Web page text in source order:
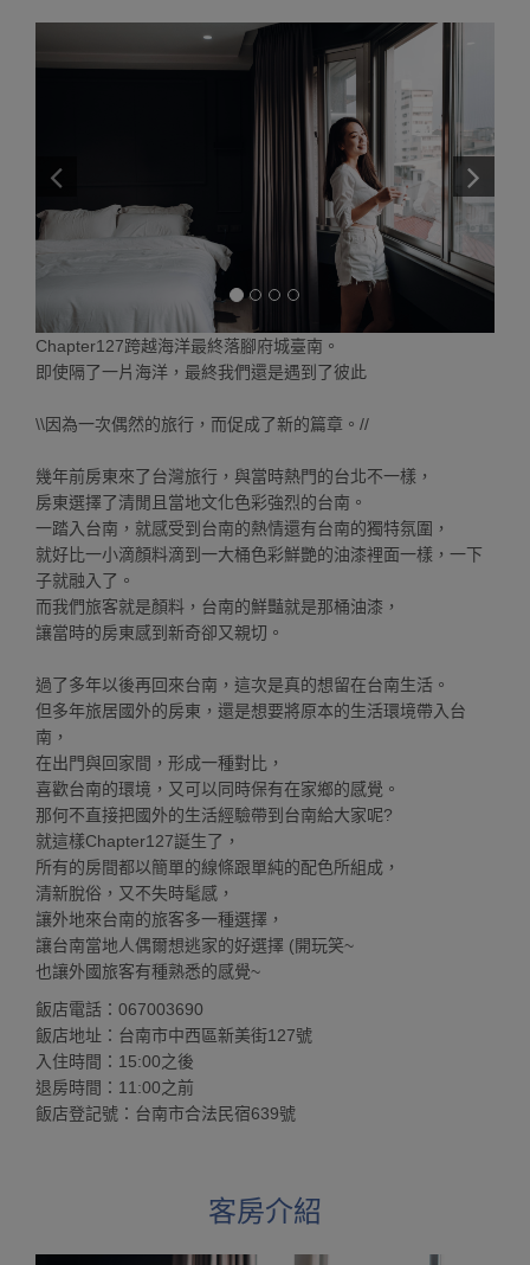
Chapter127跨越海洋最終落腳府城臺南。
即使隔了一片海洋，最終我們還是遇到了彼此
\\因為一次偶然的旅行，而促成了新的篇章。//
幾年前房東來了台灣旅行，與當時熱門的台北不一樣，
房東選擇了清閒且當地文化色彩強烈的台南。
一踏入台南，就感受到台南的熱情還有台南的獨特氛圍，
就好比一小滴顏料滴到一大桶色彩鮮艷的油漆裡面一樣，一下
子就融入了。
而我們旅客就是顏料，台南的鮮豔就是那桶油漆，
讓當時的房東感到新奇卻又親切。
過了多年以後再回來台南，這次是真的想留在台南生活。
但多年旅居國外的房東，還是想要將原本的生活環境帶入台
南，
在出門與回家間，形成一種對比，
喜歡台南的環境，又可以同時保有在家鄉的感覺。
那何不直接把國外的生活經驗帶到台南給大家呢?
就這樣Chapter127誕生了，
所有的房間都以簡單的線條跟單純的配色所組成，
清新脫俗，又不失時髦感，
讓外地來台南的旅客多一種選擇，
讓台南當地人偶爾想逃家的好選擇 (開玩笑~
也讓外國旅客有種熟悉的感覺~
飯店電話：067003690
飯店地址：台南市中西區新美街127號
入住時間：15:00之後
退房時間：11:00之前
飯店登記號：台南市合法民宿639號
客房介紹